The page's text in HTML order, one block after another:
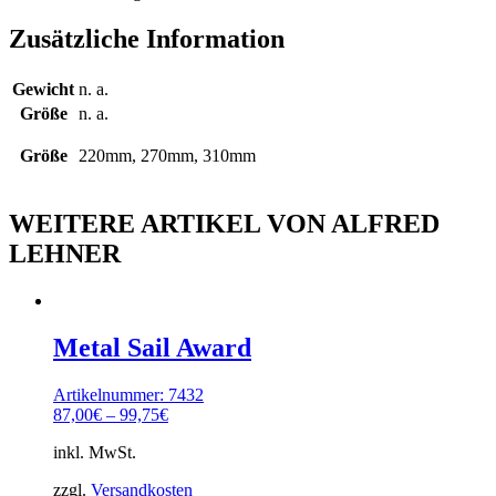
Zusätzliche Information
Gewicht n. a.
Größe
n. a.
Größe 220mm, 270mm, 310mm
WEITERE ARTIKEL VON ALFRED
LEHNER
Metal Sail Award
Artikelnummer: 7432
87,00€ – 99,75€
inkl. MwSt.
zzgl. Versandkosten